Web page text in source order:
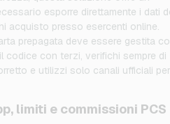
esporre direttamente i dati
acquisto presso esercenti online.
prepagata deve essere gestita
codice con terzi, verifichi sempre di
e utilizzi solo canali ufficiali
limiti e commissioni PCS